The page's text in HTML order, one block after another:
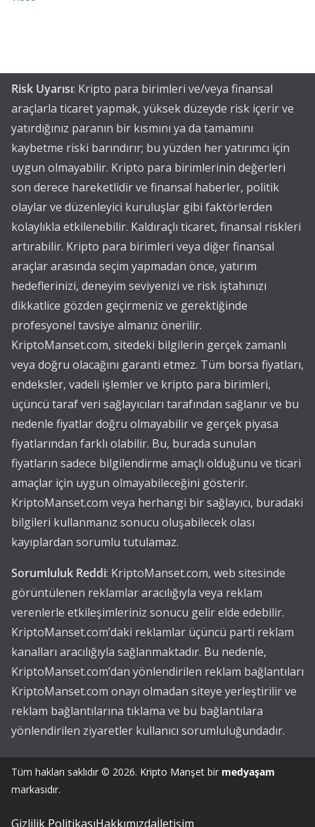
Risk Uyarısı: Kripto para birimleri ve/veya finansal
araçlarla ticaret yapmak, yüksek düzeyde risk içerir ve
yatırdığınız paranın bir kısmını ya da tamamını
kaybetme riski barındırır; bu yüzden her yatırımcı için
uygun olmayabilir. Kripto para birimlerinin değerleri
son derece hareketlidir ve finansal haberler, politik
olaylar ve düzenleyici kuruluşlar gibi faktörlerden
kolaylıkla etkilenebilir. Kaldıraçlı ticaret, finansal riskleri
artırabilir. Kripto para birimleri veya diğer finansal
araçlar arasında seçim yapmadan önce, yatırım
hedeflerinizi, deneyim seviyenizi ve risk iştahınızı
dikkatlice gözden geçirmeniz ve gerektiğinde
profesyonel tavsiye almanız önerilir.
KriptoManset.com, sitedeki bilgilerin gerçek zamanlı
veya doğru olacağını garanti etmez. Tüm borsa fiyatları,
endeksler, vadeli işlemler ve kripto para birimleri,
üçüncü taraf veri sağlayıcıları tarafından sağlanır ve bu
nedenle fiyatlar doğru olmayabilir ve gerçek piyasa
fiyatlarından farklı olabilir. Bu, burada sunulan
fiyatların sadece bilgilendirme amaçlı olduğunu ve ticari
amaçlar için uygun olmayabileceğini gösterir.
KriptoManset.com veya herhangi bir sağlayıcı, buradaki
bilgileri kullanmanız sonucu oluşabilecek olası
kayıplardan sorumlu tutulamaz.
Sorumluluk Reddi: KriptoManset.com, web sitesinde
görüntülenen reklamlar aracılığıyla veya reklam
verenlerle etkileşimleriniz sonucu gelir elde edebilir.
KriptoManset.com’daki reklamlar üçüncü parti reklam
kanalları aracılığıyla sağlanmaktadır. Bu nedenle,
KriptoManset.com’dan yönlendirilen reklam bağlantıları
KriptoManset.com onayı olmadan siteye yerleştirilir ve
reklam bağlantılarına tıklama ve bu bağlantılara
yönlendirilen ziyaretler kullanıcı sorumluluğundadır.
Tüm hakları saklıdır © 2026. Kripto Manşet bir medyaşam
markasıdır.
Gizlilik PolitikasıHakkımızdaİletişim